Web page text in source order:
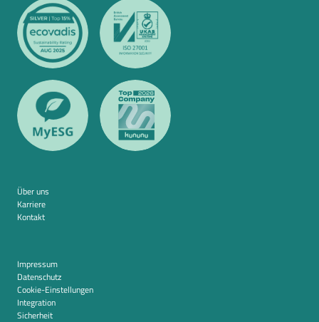
Über uns
Karriere
Kontakt
Impressum
Datenschutz
Cookie-Einstellungen
Integration
Sicherheit